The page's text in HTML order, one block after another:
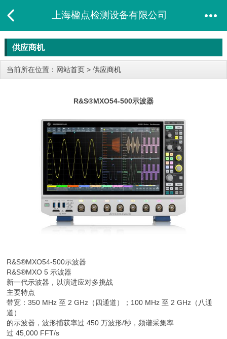
上海楹点检测设备有限公司
供应商机
当前所在位置： 网站首页 > 供应商机
R&S®MXO54-500示波器
R&S®MXO54-500示波器
R&S®MXO 5 示波器
新一代示波器，以演进应对多挑战
主要特点
带宽：350 MHz 至 2 GHz（四通道）；100 MHz 至 2 GHz（八通
道）
的示波器，波形捕获率过 450 万波形/秒，频谱采集率
过 45,000 FFT/s